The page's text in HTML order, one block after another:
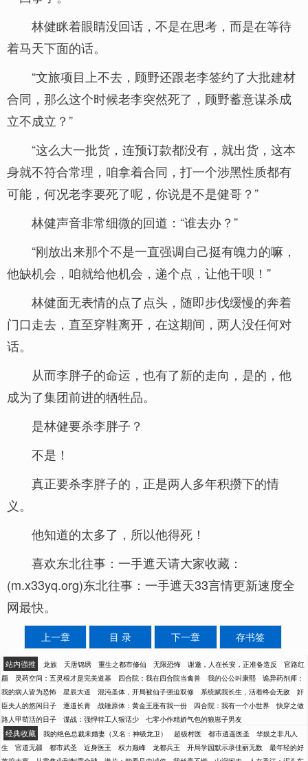
林健眯着眼睛没回话，不是在思考，而是在等待
着马天下面的话。
“文旅项目上不去，顾野还跟老李签约了大批建材
合同，那么这个时候老李突然死了，顾野蓄意谋杀成
立不成立？”
“这么大一批货，连预订款都没有，就出货，这本
身就不符合常理，咱拿着合同，打一个涉黑性质都有
可能，何况老李要死了呢，你说是不是健哥？”
林健声音非常细微的回道：“谁去办？”
“刚放出来那个不是一直强调自己挺有魄力的嘛，
他缺机会，咱就给他机会，递个点，让他干呗！”
林健面无表情的点了点头，随即步伐缓慢的奔着
门口走去，直至穿鞋离开，在这期间，两人没任何对
话。
从而李胖子的命运，也有了新的走向，是的，他
成为了集团前进的牺牲品。
是林健要杀李胖子？
不是！
真正要杀李胖子的，正是两人多年积攒下的情
义。
他知道的太多了，所以他得死！
喜欢东北往事：一手遮天请大家收藏：
(m.x33yq.org)东北往事：一手遮天33言情更新速度全
网最快。
上一章 目 录 下一章 存书签
站内强推 龙族 天唐锦绣 重生之都市修仙 无限恐怖 谢邀，人在长安，正准备造反
官路红
颜
灵药空间：五灵根才是完美道基 四合院：我在四合院当禽兽 我的公公叫康熙
诡异药剂师：
我的病人皆为恐怖
星辰大道 混沌圣体，开局被仙子强迫双修 系统赋我长生，活着终会无敌
奸
臣夫人的悠闲日子
逐道长青 战锤原体：黄金王座有我一份 四合院：我有一个小世界
快穿之做
路人甲苟活的日子
谍战：强悍特工人狠话少 七零小作精娇气包的狼崽子男友
经典收藏 我的绝色总裁未婚妻（又名：神级龙卫） 超级村医 都市逍遥医圣
华娱之非凡人
生
官道无疆 都市武圣 近身医王 权力巅峰 龙都兵王 开局学园默示录佳丽无数
最年轻的好